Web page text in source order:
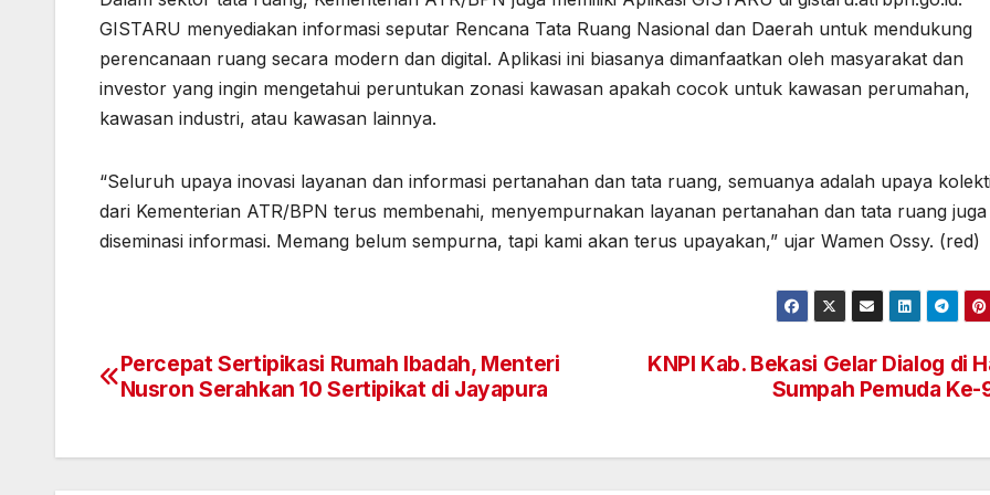
GISTARU menyediakan informasi seputar Rencana Tata Ruang Nasional dan Daerah untuk mendukung
perencanaan ruang secara modern dan digital. Aplikasi ini biasanya dimanfaatkan oleh masyarakat dan
investor yang ingin mengetahui peruntukan zonasi kawasan apakah cocok untuk kawasan perumahan,
kawasan industri, atau kawasan lainnya.
“Seluruh upaya inovasi layanan dan informasi pertanahan dan tata ruang, semuanya adalah upaya
dari Kementerian ATR/BPN terus membenahi, menyempurnakan layanan pertanahan dan tata ruang juga
diseminasi informasi. Memang belum sempurna, tapi kami akan terus upayakan,” ujar Wamen Ossy. (red)
Navigasi
KNPI Kab. Bekasi Gelar Dialog di
Sumpah Pemuda Ke-
Percepat Sertipikasi Rumah Ibadah, Menteri
Nusron Serahkan 10 Sertipikat di Jayapura